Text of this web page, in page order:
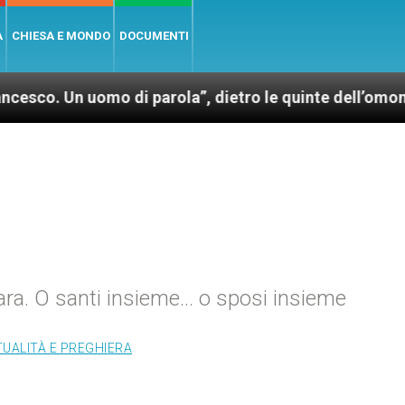
CHIESA E MONDO DOCUMENTI
uomo di parola”, dietro le quinte dell’omonimo film
O santi insieme… o sposi insieme
E PREGHIERA